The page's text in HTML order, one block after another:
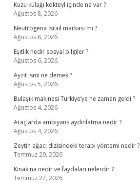
Kuzu kulağı kokteyl içinde ne var ?
Ağustos 8, 2026
Neutrogena İsrail markası mı ?
Ağustos 8, 2026
Eşitlik nedir sosyal bilgiler ?
Ağustos 6, 2026
Ayzit ismi ne demek ?
Ağustos 5, 2026
Bulaşık makinesi Türkiye’ye ne zaman geldi ?
Ağustos 4, 2026
Araçlarda ambiyans aydınlatma nedir ?
Ağustos 4, 2026
Zeytin ağacı dizisindeki terapi yöntemi nedir ?
Temmuz 29, 2026
Kınakına nedir ve faydaları nelerdir ?
Temmuz 27, 2026